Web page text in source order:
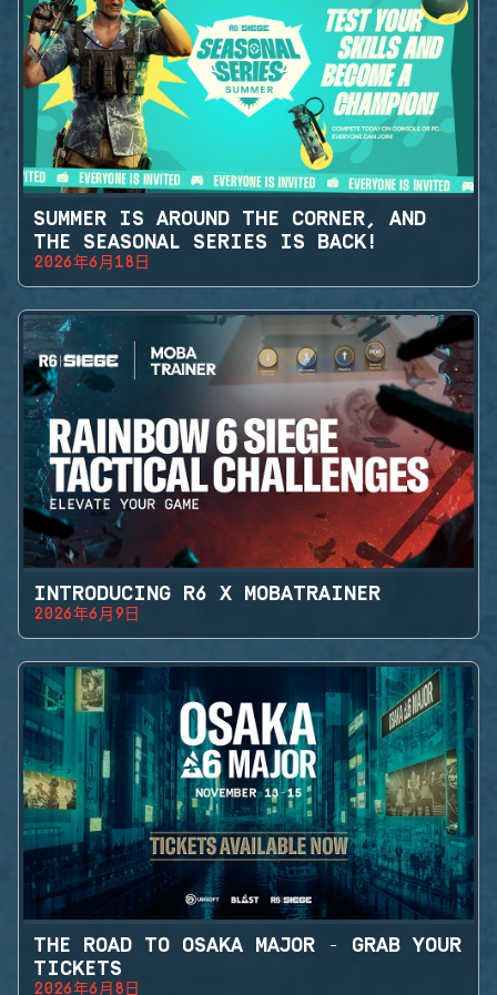
SUMMER IS AROUND THE CORNER, AND
THE SEASONAL SERIES IS BACK!
2026年6月18日
INTRODUCING R6 X MOBATRAINER
2026年6月9日
THE ROAD TO OSAKA MAJOR - GRAB YOUR
TICKETS
2026年6月8日